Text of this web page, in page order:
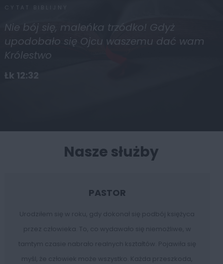
CYTAT BIBLIJNY
Nie bój się, maleńka trzódko! Gdyż
upodobało się Ojcu waszemu dać wam
Królestwo
Łk 12:32
Nasze służby
PASTOR